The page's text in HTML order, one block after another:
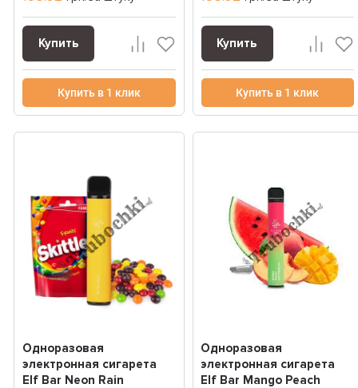
Купить
Купить в 1 клик
Купить
Купить в 1 клик
Одноразовая
электронная сигарета
Elf Bar Neon Rain
Одноразовая
электронная сигарета
Elf Bar Mango Peach